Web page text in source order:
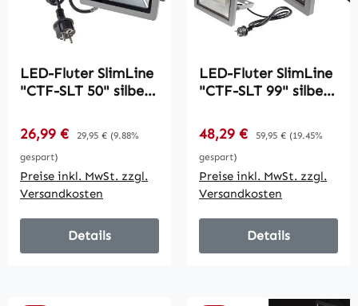
LED-Fluter SlimLine
"CTF-SLT 50" silber /
neutralweiß, IP44
Verkaufspreis:
26,99 € Regulärer Preis:
29,95 € (9.88%
gespart)
Preise inkl. MwSt. zzgl.
Versandkosten
Details
LED-Fluter SlimLine
"CTF-SLT 99" silber /
4000K, neutralweiß,
IP44
Verkaufspreis:
48,29 € Regulärer Preis:
59,95 € (19.45%
gespart)
Preise inkl. MwSt. zzgl.
Versandkosten
Details